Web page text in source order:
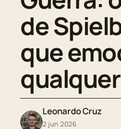
de
que
Leonardo Cruz
2 jun 2026